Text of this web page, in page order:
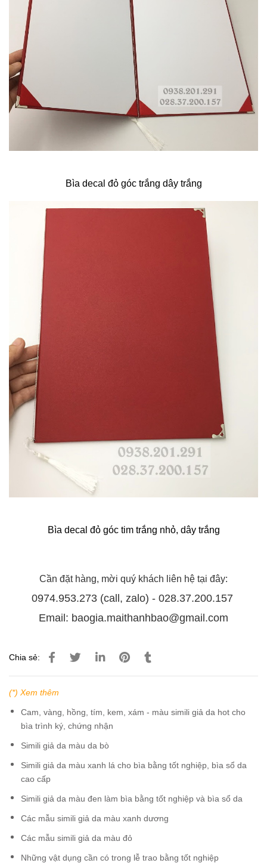
Bìa decal đỏ góc trắng dây trắng
Bìa decal đỏ góc tim trắng nhỏ, dây trắng
Cần đặt hàng, mời quý khách liên hệ tại đây:
0974.953.273 (call, zalo) - 028.37.200.157
Email: baogia.maithanhbao@gmail.com
Chia sẻ:
(*) Xem thêm
Cam, vàng, hồng, tím, kem, xám - màu simili giả da hot cho
bìa trình ký, chứng nhận
Simili giả da màu da bò
Simili giả da màu xanh lá cho bìa bằng tốt nghiệp, bìa sổ da
cao cấp
Simili giả da màu đen làm bìa bằng tốt nghiệp và bìa sổ da
Các mẫu simili giả da màu xanh dương
Các mẫu simili giả da màu đỏ
Những vật dụng cần có trong lễ trao bằng tốt nghiệp